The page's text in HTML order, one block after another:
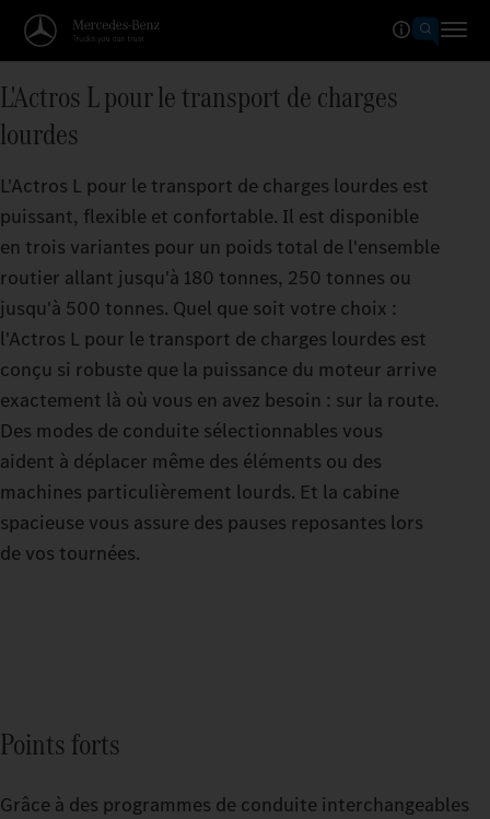
L'Actros L pour le transport de charges
lourdes
L'Actros L pour le transport de charges lourdes est
puissant, flexible et confortable. Il est disponible
en trois variantes pour un poids total de l'ensemble
routier allant jusqu'à 180 tonnes, 250 tonnes ou
jusqu'à 500 tonnes. Quel que soit votre choix :
l'Actros L pour le transport de charges lourdes est
conçu si robuste que la puissance du moteur arrive
exactement là où vous en avez besoin : sur la route.
Des modes de conduite sélectionnables vous
aident à déplacer même des éléments ou des
machines particulièrement lourds. Et la cabine
spacieuse vous assure des pauses reposantes lors
de vos tournées.
Points forts
Grâce à des programmes de conduite interchangeables